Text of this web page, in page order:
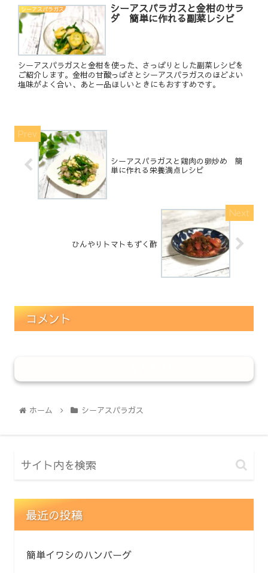
シーアスパラガス シーアスパラガスと金柑のサラ
ダ 簡単に作れる副菜レシピ
シーアスパラガスと金柑を使った、さっぱりとした副菜レシピを
ご紹介します。金柑の甘酸っぱさとシーアスパラガスのほどよい
塩味がよく合い、あと一品ほしいときにもおすすめです。
シーアスパラガスと鶏肉の卵炒め 簡
単に作れる栄養満点レシピ
ひんやりトマトもずく酢
コメント
ホーム シーアスパラガス
最近の投稿
簡単イワシのハンバーグ